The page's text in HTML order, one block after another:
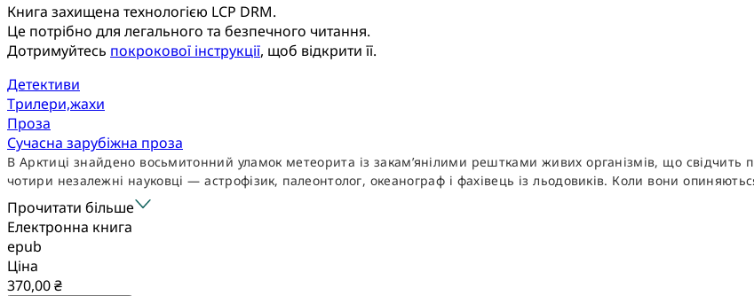
Книга захищена технологією LCP DRM.
Це потрібно для легального та безпечного читання.
Дотримуйтесь покрокової інструкції, щоб відкрити її.
Детективи
Трилери,жахи
Проза
Сучасна зарубіжна проза
В Арктиці знайдено восьмитонний уламок метеорита із закам’янілими рештками живих організмів, що
чотири незалежні науковці — астрофізик, палеонтолог, океанограф і фахівець із льодовиків. Коли вони
Прочитати більше
Електронна книга
epub
Ціна
370,00 ₴